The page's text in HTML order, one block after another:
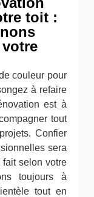
toit :
couleur pour
à refaire
est à
tout
Confier
sera
fait selon votre
toujours à
tout en